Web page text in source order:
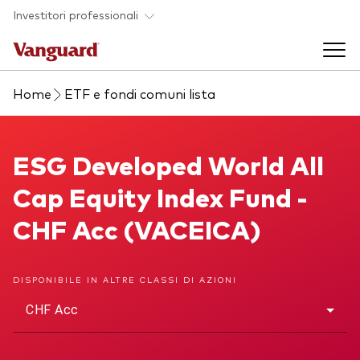
Skip to main content
Investitori professionali
Prodotti di investimento
Visualizza i nostri prodotti per categorie
Cerca i nostri prodotti
Eventi ed approfondimenti
Back to main menu
La società
Chi siamo
Home ETF e fondi comuni lista
ESG Developed World All Cap Equity Index Fund
ESG Developed World All
Cap Equity Index Fund -
CHF Acc (VACEICA)
DISPONIBILE IN ALTRE CLASSI DI AZIONI
CHF Acc